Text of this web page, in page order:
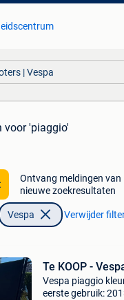
| Vespa
voor 'piaggio'
Ontvang meldingen van
nieuwe zoekresultaten
Vespa Verwijder
Te KOOP -
Vespa piaggio
eerste gebruik: